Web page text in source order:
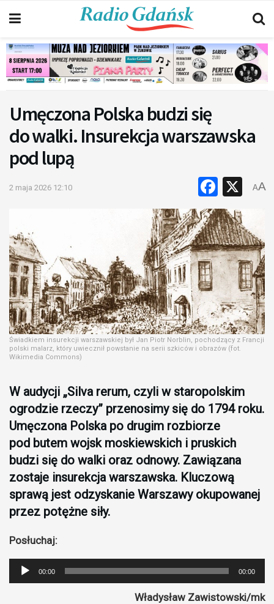
Umęczona Polska budzi się
do walki. Insurekcja warszawska
pod lupą
2 maja 2026 12:10 X
AA
Świadkiem insurekcji warszawskiej był Jan Piotr Norblin, pochodzący z Francji
polski malarz, który uwiecznił powstanie na serii szkiców i obrazów (fot.
Wikimedia Commons)
W audycji „Silva rerum, czyli w staropolskim
ogrodzie rzeczy” przenosimy się do 1794 roku.
Umęczona Polska po drugim rozbiorze
pod butem wojsk moskiewskich i pruskich
budzi się do walki oraz odnowy. Zawiązana
zostaje insurekcja warszawska. Kluczową
sprawą jest odzyskanie Warszawy okupowanej
przez potężne siły.
Posłuchaj:
Odtwarzacz
plików
00:00 00:00
Władysław Zawistowski/mk